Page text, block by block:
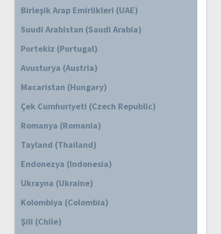
Birleşik Arap Emirlikleri (UAE)
Suudi Arabistan (Saudi Arabia)
Portekiz (Portugal)
Avusturya (Austria)
Macaristan (Hungary)
Çek Cumhuriyeti (Czech Republic)
Romanya (Romania)
Tayland (Thailand)
Endonezya (Indonesia)
Ukrayna (Ukraine)
Kolombiya (Colombia)
Şili (Chile)